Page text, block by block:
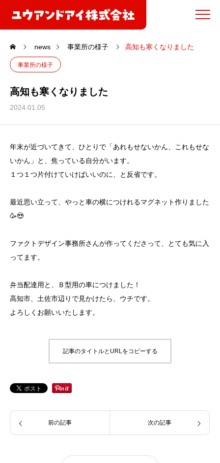
news 事業所の様子 高知も寒くなりました
事業所の様子
高知も寒くなりました
2024.01.05
年末が近づいてきて、ひとりで「あれもせないかん、これもせな
いかん」
と、焦っている自分がいます。
１つ１つ片付けていけばいいのに、と反省です。
最近思い立って、やっと車の横につけれるマグネット作りました
🥳😍
ファクトデザイン事務所さんが作ってくださって、とても気に入
ってます。
弁当配達用と、Ｂ型用の車につけました！
高知市、土佐市辺りで見かけたら、ウチです。
よろしくお願いいたします。
記事のタイトルとURLをコピーする
前の記事 次の記事